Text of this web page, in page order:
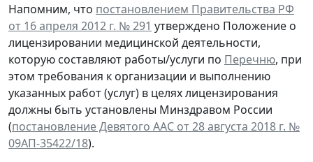
Напомним, что постановлением Правительства РФ
от 16 апреля 2012 г. № 291 утверждено Положение о
лицензировании медицинской деятельности,
которую составляют работы/услуги по Перечню, при
этом требования к организации и выполнению
указанных работ (услуг) в целях лицензирования
должны быть установлены Минздравом России
(постановление Девятого ААС от 28 августа 2018 г. №
09АП-35422/18).